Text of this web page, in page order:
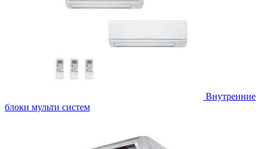
Внутренние
блоки мульти систем